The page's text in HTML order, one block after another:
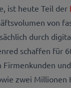
ist heute Teil der
von
durch
schaffen für
Firmenkunden
zwei Millionen